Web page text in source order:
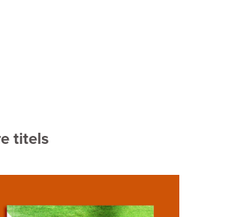
titels